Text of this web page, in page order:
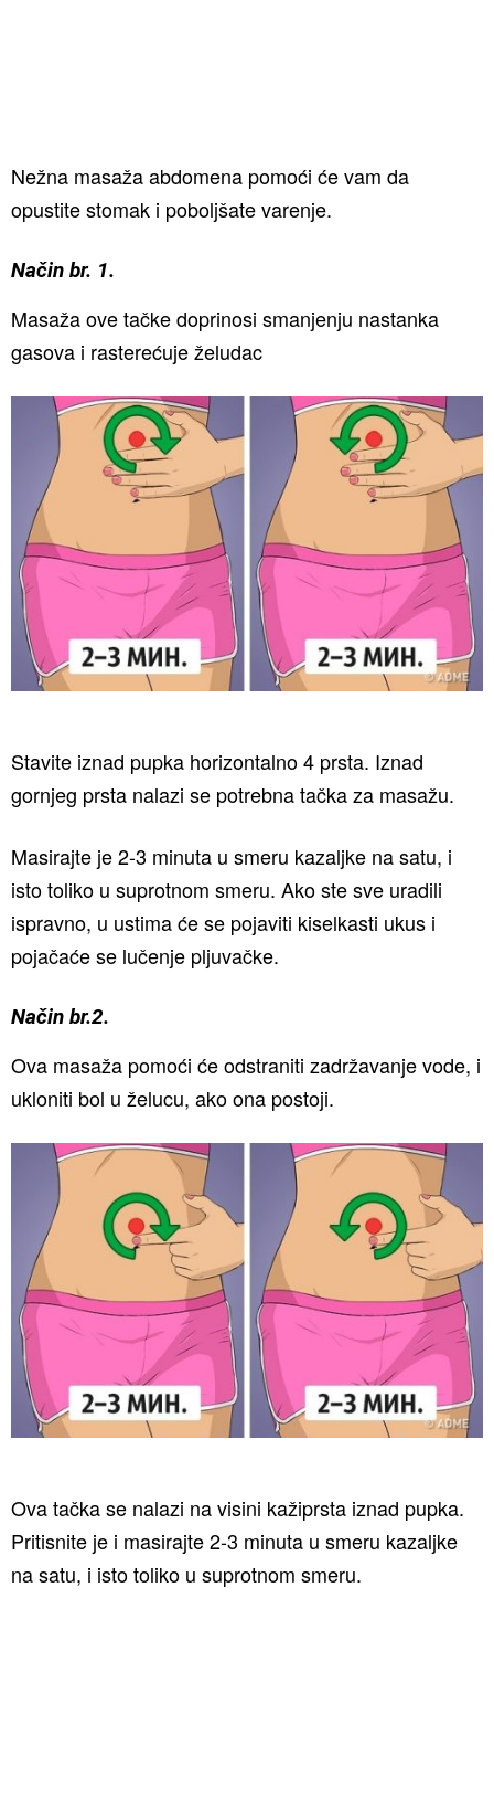
Nežna masaža abdomena pomoći će vam da
opustite stomak i poboljšate varenje.
Način br. 1.
Masaža ove tačke doprinosi smanjenju nastanka
gasova i rasterećuje želudac
Stavite iznad pupka horizontalno 4 prsta. Iznad
gornjeg prsta nalazi se potrebna tačka za masažu.
Masirajte je 2-3 minuta u smeru kazaljke na satu, i
isto toliko u suprotnom smeru. Ako ste sve uradili
ispravno, u ustima će se pojaviti kiselkasti ukus i
pojačaće se lučenje pljuvačke.
Način br.2.
Ova masaža pomoći će odstraniti zadržavanje vode, i
ukloniti bol u želucu, ako ona postoji.
Ova tačka se nalazi na visini kažiprsta iznad pupka.
Pritisnite je i masirajte 2-3 minuta u smeru kazaljke
na satu, i isto toliko u suprotnom smeru.